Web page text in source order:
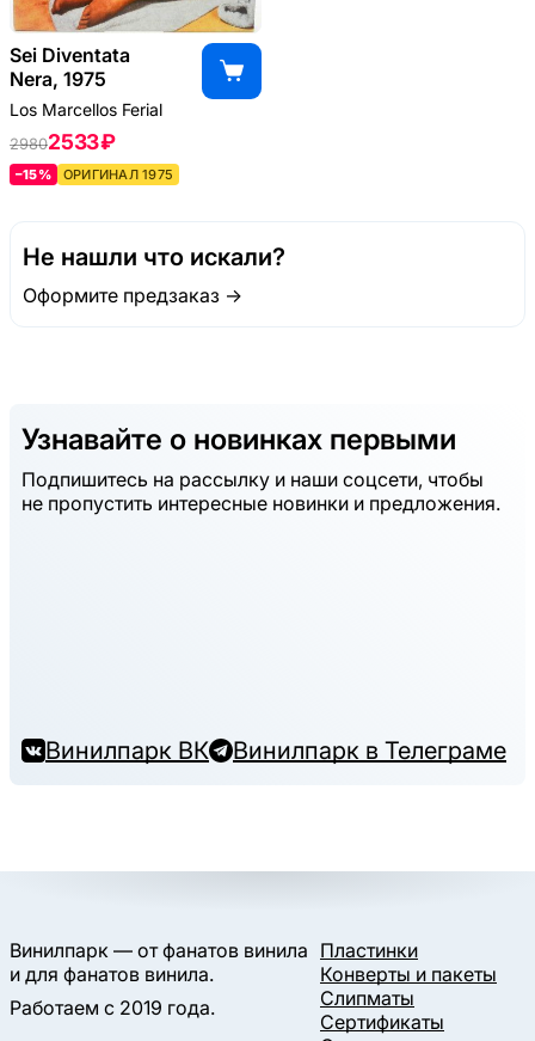
Sei Diventata
Nera, 1975
Los Marcellos Ferial
29802533 ₽
–15% ОРИГИНАЛ 1975
Не нашли что искали?
Оформите предзаказ →
Узнавайте о новинках первыми
Подпишитесь на рассылку и наши соцсети, чтобы
не пропустить интересные новинки и предложения.
Винилпарк ВК Винилпарк в Телеграме
Винилпарк — от фанатов винила
и для фанатов винила.
Работаем с 2019 года.
Пластинки
Конверты и пакеты
Слипматы
Сертификаты